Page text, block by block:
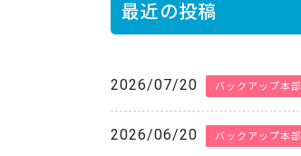
最近の投稿
2026/07/20 バックアップ本部
2026/06/20 バックアップ本部